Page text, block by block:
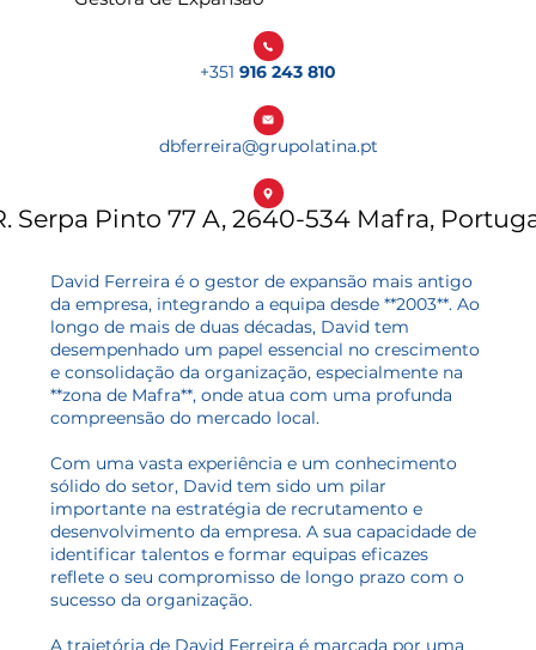
+351 916 243 810
dbferreira@grupolatina.pt
Serpa Pinto 77 A, 2640-534 Mafra,
David Ferreira é o gestor de expansão mais antigo
da empresa, integrando a equipa desde **2003**. Ao
longo de mais de duas décadas, David tem
desempenhado um papel essencial no crescimento
e consolidação da organização, especialmente na
**zona de Mafra**, onde atua com uma profunda
compreensão do mercado local.
Com uma vasta experiência e um conhecimento
sólido do setor, David tem sido um pilar
importante na estratégia de recrutamento e
desenvolvimento da empresa. A sua capacidade de
identificar talentos e formar equipas eficazes
reflete o seu compromisso de longo prazo com o
sucesso da organização.
A trajetória de David Ferreira é marcada por uma